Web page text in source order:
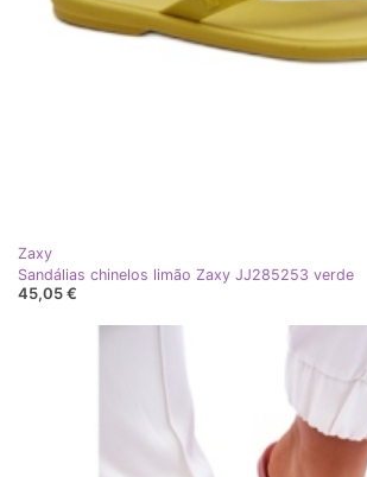
Zaxy
Sandálias chinelos limão Zaxy JJ285253 verde
45,05 €